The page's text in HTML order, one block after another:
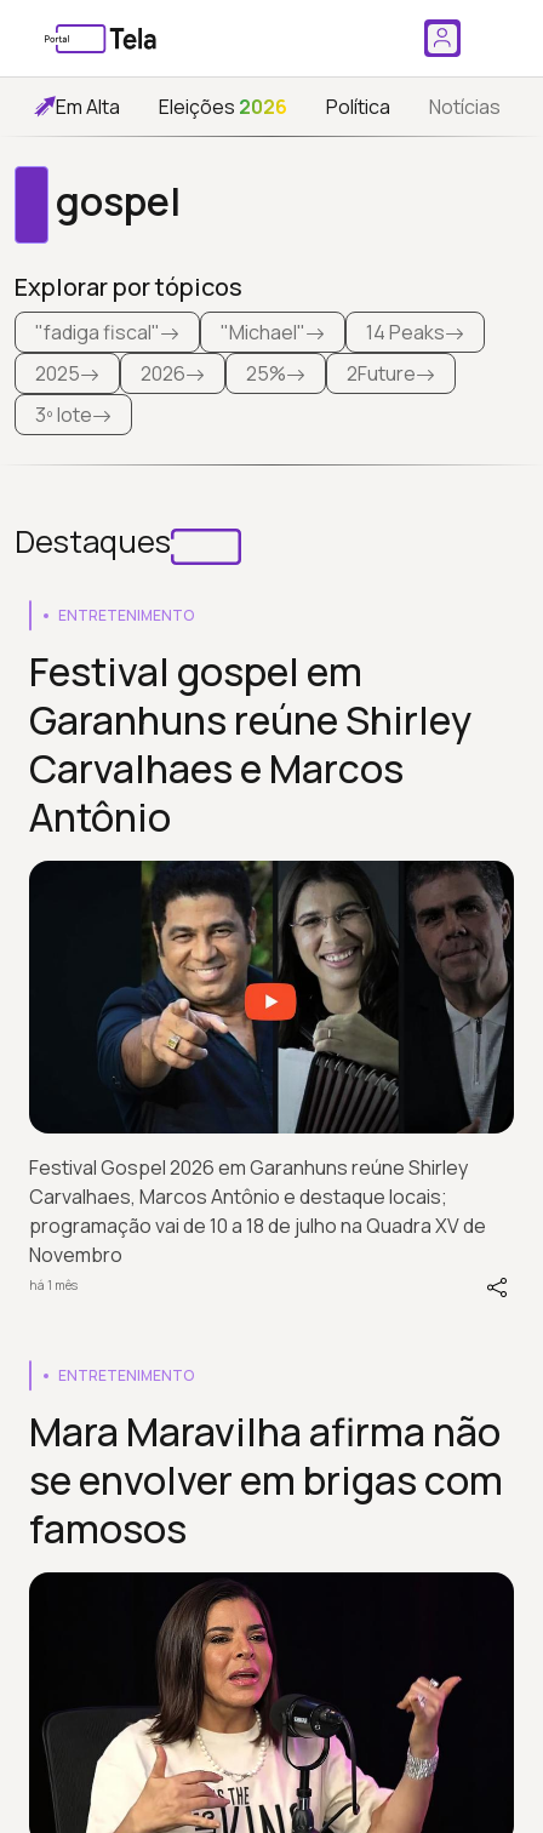
Em Alta Eleições 2026 Política Notícias
gospel
Explorar por tópicos
"fadiga fiscal" "Michael"
14 Peaks
2025
2026 25%
2Future
3º lote
Destaques
ENTRETENIMENTO
Festival gospel em
Garanhuns reúne Shirley
Carvalhaes e Marcos
Antônio
Festival Gospel 2026 em Garanhuns reúne Shirley
Carvalhaes, Marcos Antônio e destaque locais;
programação vai de 10 a 18 de julho na Quadra XV de
Novembro
há 1 mês
ENTRETENIMENTO
Mara Maravilha afirma não
se envolver em brigas com
famosos